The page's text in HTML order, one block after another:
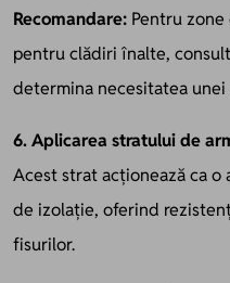
Recomandare: Pentru
pentru clădiri înalte,
determina necesitatea
6. Aplicarea stratului de
Acest strat acționează ca
de izolație, oferind
fisurilor.